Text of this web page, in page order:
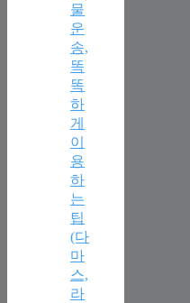
물
운
송,
똑
똑
하
게
이
용
하
는
팁
(다
마
스,
라